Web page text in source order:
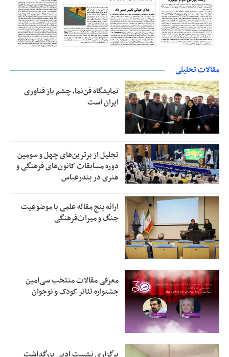
مقالات تحلیلی
نمایشگاه فن‌نما، چشم باز فناوری
ایران است
تجلیل از بر‌ترین‌های چهل و سومین
دوره مسابقات کانون‌های فرهنگی و
هنری در بندرعباس
ارائه پنج مقاله علمی با موضوعیت
جنگ و میراث‌فرهنگی
معرفی مقالات منتخب سی‌امین
جشنواره تئاتر کودک و نوجوان
برگزاری نشست ادبی بزرگداشت